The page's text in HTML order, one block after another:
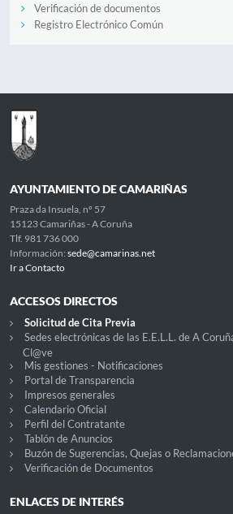
Verificación de documentos
Registro Electrónico Común
AYUNTAMIENTO DE CAMARIÑAS
Praza da Insuela, nº 57
15123 Camariñas - A Coruña
Tlf. 981 736 000
Información: sede@camarinas.net
Ir a Contacto
ACCESOS DIRECTOS
Solicitud de Cita Previa
Sedes electrónicas de las E.E.L.L. de A
Cl@ve
Mis gestiones - Notificaciones
Portal de Transparencia
Impresos generales
Calendario Oficial
Perfil del Contratante
Tablón de Anuncios
Buzón de Sugerencias, Quejas o
Verificación de Documentos
ENLACES DE INTERÉS